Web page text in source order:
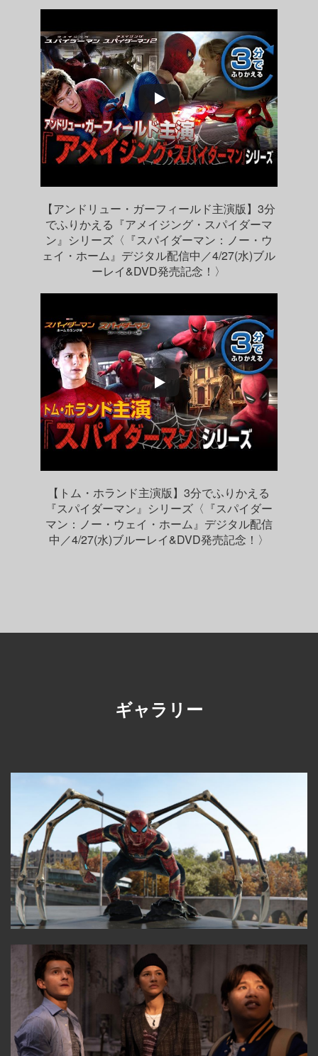
【アンドリュー・ガーフィールド主演版】3分
でふりかえる『アメイジング・スパイダーマ
ン』シリーズ〈『スパイダーマン：ノー・ウ
ェイ・ホーム』デジタル配信中／4/27(水)ブル
ーレイ&DVD発売記念！〉
【トム・ホランド主演版】3分でふりかえる
『スパイダーマン』シリーズ〈『スパイダー
マン：ノー・ウェイ・ホーム』デジタル配信
中／4/27(水)ブルーレイ&DVD発売記念！〉
ギャラリー